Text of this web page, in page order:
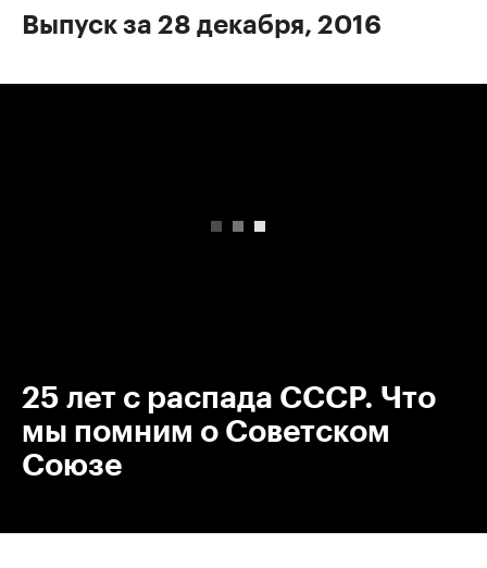
Выпуск за 28 декабря, 2016
25 лет с распада СССР. Что
мы помним о Советском
Союзе